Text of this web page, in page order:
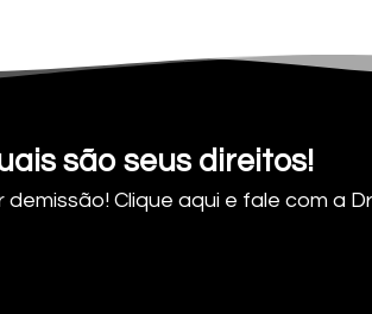
são seus direitos!
Clique aqui e fale com a